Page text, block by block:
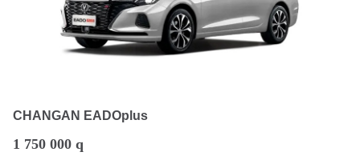
CHANGAN EADOplus
1 750 000 q